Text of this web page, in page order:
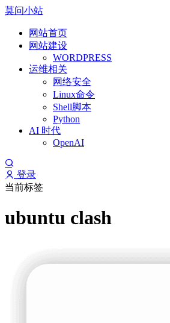
莫问小站
网站首页
网站建设
WORDPRESS
运维相关
网络安全
Linux命令
Shell脚本
Python
AI 时代
OpenAI
登录
当前标签
ubuntu clash